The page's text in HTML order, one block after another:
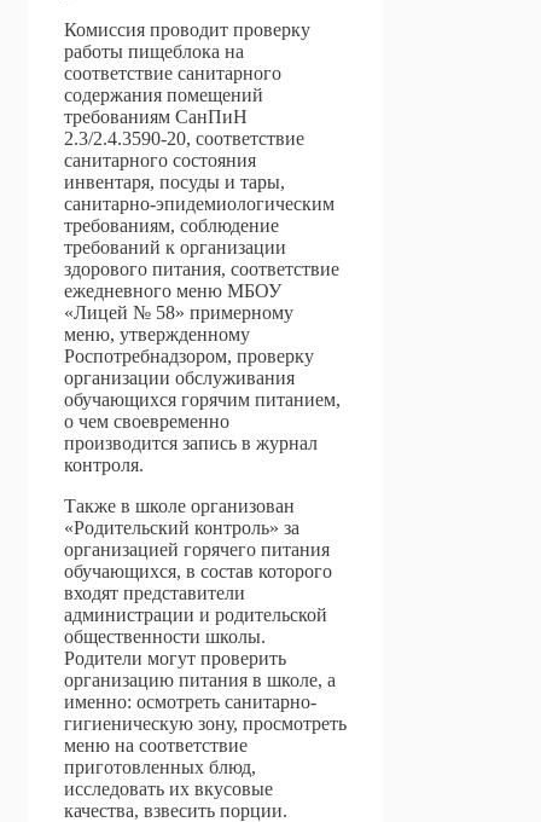
Комиссия проводит проверку
работы пищеблока на
соответствие санитарного
содержания помещений
требованиям СанПиН
2.3/2.4.3590-20, соответствие
санитарного состояния
инвентаря, посуды и тары,
санитарно-эпидемиологическим
требованиям, соблюдение
требований к организации
здорового питания, соответствие
ежедневного меню МБОУ
«Лицей № 58» примерному
меню, утвержденному
Роспотребнадзором, проверку
организации обслуживания
обучающихся горячим питанием,
о чем своевременно
производится запись в журнал
контроля.
Также в школе организован
«Родительский контроль» за
организацией горячего питания
обучающихся, в состав которого
входят представители
администрации и родительской
общественности школы.
Родители могут проверить
организацию питания в школе, а
именно: осмотреть санитарно-
гигиеническую зону, просмотреть
меню на соответствие
приготовленных блюд,
исследовать их вкусовые
качества, взвесить порции.